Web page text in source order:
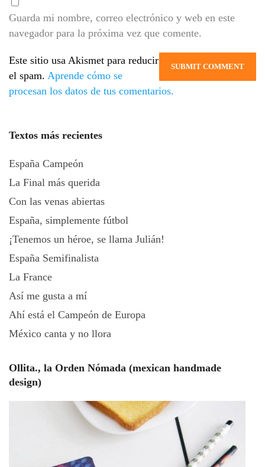
Guarda mi nombre, correo electrónico y web en este
navegador para la próxima vez que comente.
Este sitio usa Akismet para reducir
el spam. Aprende cómo se
procesan los datos de tus comentarios.
Textos más recientes
España Campeón
La Final más querida
Con las venas abiertas
España, simplemente fútbol
¡Tenemos un héroe, se llama Julián!
España Semifinalista
La France
Así me gusta a mí
Ahí está el Campeón de Europa
México canta y no llora
Ollita., la Orden Nómada (mexican handmade
design)